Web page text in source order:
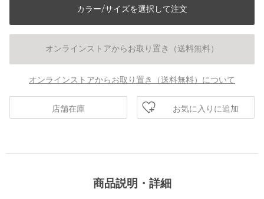
カラー/サイズを選択して注文
オンラインストアからお取り置き（送料無料）
オンラインストアからお取り置き（送料無料）について
店舗在庫 お気に入りに追加
商品説明・詳細